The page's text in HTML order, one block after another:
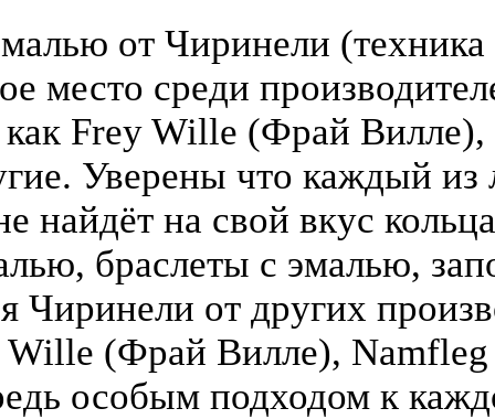
от Чиринели (техника
место среди
Frey Wille (Фрай
Уверены что каждый
найдёт на свой вкус
браслеты с эмалью,
Чиринели от других
Wille (Фрай Вилле),
особым подходом к